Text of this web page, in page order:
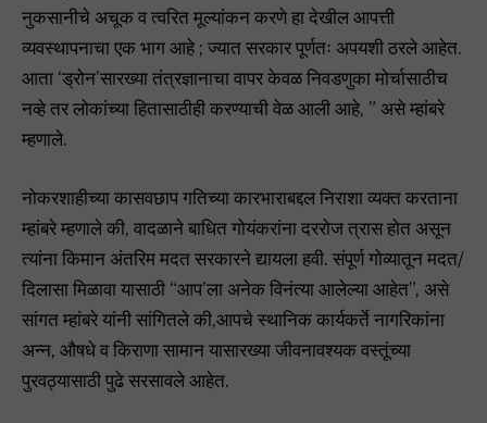
नुकसानीचे अचूक व त्वरित मूल्यांकन करणे हा देखील आपत्ती
व्यवस्थापनाचा एक भाग आहे ; ज्यात सरकार पूर्णतः अपयशी ठरले आहेत.
आता ‘ड्रोन’सारख्या तंत्रज्ञानाचा वापर केवळ निवडणुका मोर्चासाठीच
नव्हे तर लोकांच्या हितासाठीही करण्याची वेळ आली आहे, ” असे म्हांबरे
म्हणाले.
नोकरशाहीच्या कासवछाप गतिच्या कारभाराबद्दल निराशा व्यक्त करताना
म्हांबरे म्हणाले की, वादळाने बाधित गोयंकरांना दररोज त्रास होत असून
त्यांना किमान अंतरिम मदत सरकारने द्यायला हवी. संपूर्ण गोव्यातून मदत/
दिलासा मिळावा यासाठी “आप’ला अनेक विनंत्या आलेल्या आहेत”, असे
सांगत म्हांबरे यांनी सांगितले की,आपचे स्थानिक कार्यकर्ते नागरिकांना
अन्न, औषधे व किराणा सामान यासारख्या जीवनावश्यक वस्तूंच्या
पुरवठ्यासाठी पुढे सरसावले आहेत.